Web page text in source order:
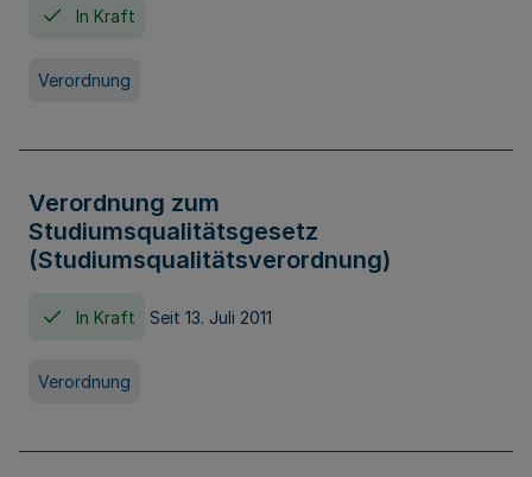
In Kraft
Verordnung
Verordnung zum
Studiumsqualitätsgesetz
(Studiumsqualitätsverordnung)
In Kraft Seit 13. Juli 2011
Verordnung